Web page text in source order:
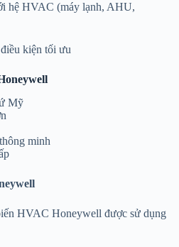
hệ HVAC (máy lạnh, AHU,
kiện tối ưu
Mỹ
minh
HVAC Honeywell được sử dụng